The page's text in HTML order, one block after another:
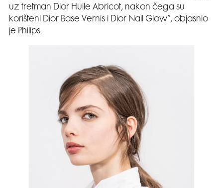
uz tretman Dior Huile Abricot, nakon čega su
korišteni Dior Base Vernis i Dior Nail Glow“, objasnio
je Philips.